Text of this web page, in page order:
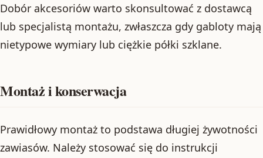
Dobór akcesoriów warto skonsultować z dostawcą
lub specjalistą montażu, zwłaszcza gdy gabloty mają
nietypowe wymiary lub ciężkie półki szklane.
Montaż i konserwacja
Prawidłowy montaż to podstawa długiej żywotności
zawiasów. Należy stosować się do instrukcji